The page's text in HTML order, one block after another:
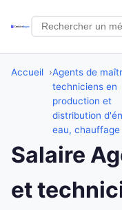
Accueil
Agents de
techniciens en
production et
distribution
eau, chauffage
Salaire
et